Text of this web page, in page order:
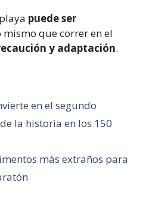
puede ser
mismo que correr en el
y adaptación.
en el segundo
la historia en los 150
más extraños para